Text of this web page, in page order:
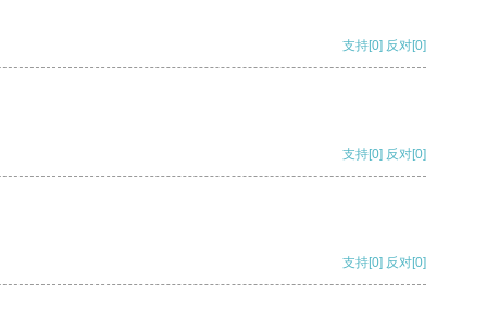
支持[0] 反对[0]
支持[0] 反对[0]
支持[0] 反对[0]